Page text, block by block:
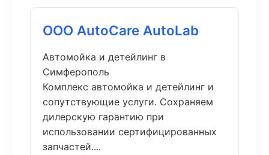
ООО AutoCare AutoLab
Автомойка и детейлинг в
Симферополь
Комплекс автомойка и детейлинг и
сопутствующие услуги. Сохраняем
дилерскую гарантию при
использовании сертифицированных
запчастей....